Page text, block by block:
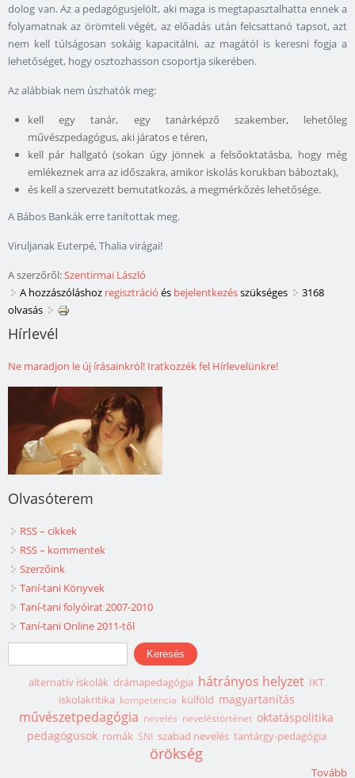
dolog van. Az a pedagógusjelölt, aki maga is megtapasztalhatta ennek a
folyamatnak az örömteli végét, az előadás után felcsattanó tapsot, azt
nem kell túlságosan sokáig kapacitálni, az magától is keresni fogja a
lehetőséget, hogy osztozhasson csoportja sikerében.
Az alábbiak nem úszhatók meg:
kell egy tanár, egy tanárképző szakember, lehetőleg
művészpedagógus, aki járatos e téren,
kell pár hallgató (sokan úgy jönnek a felsőoktatásba, hogy még
emlékeznek arra az időszakra, amikor iskolás korukban báboztak),
és kell a szervezett bemutatkozás, a megmérkőzés lehetősége.
A Bábos Bankák erre tanítottak meg.
Viruljanak Euterpé, Thalia virágai!
A szerzőről:Szentirmai László
A hozzászóláshoz regisztráció és bejelentkezésszükséges
3168
olvasás
Hírlevél
Ne maradjon le új írásainkról! Iratkozzék fel Hírlevelünkre!
Olvasóterem
RSS – cikkek
RSS – kommentek
Szerzőink
Taní-tani Könyvek
Taní-tani folyóirat 2007-2010
Taní-tani Online 2011-től
Keresés űrlap
Keresés
alternatív iskolák drámapedagógia hátrányos helyzet IKT
iskolakritika kompetencia külföld magyartanítás
művészetpedagógia nevelés neveléstörténet oktatáspolitika
pedagógusok romák SNI szabad nevelés tantárgy-pedagógia
örökség
Tovább